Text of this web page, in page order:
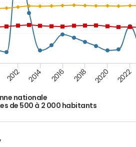
nationale
de 500 à 2 000 habitants
2012 2014 2016 2018 2020 2022